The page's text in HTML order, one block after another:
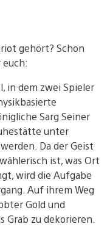
gehört? Schon
in dem zwei Spieler
Sarg Seiner
unter
Da der Geist
ist, was Ort
wird die Aufgabe
Auf ihrem Weg
Gold und
Grab zu dekorieren.